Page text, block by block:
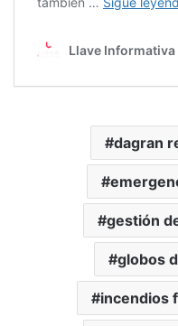
dagran
gestión
globos
incendios